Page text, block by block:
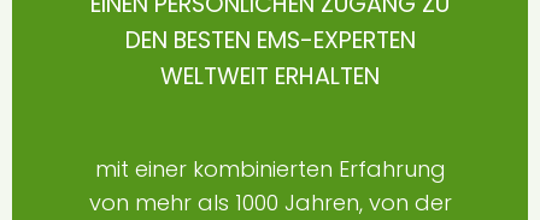
DEN BESTEN EMS-EXPERTEN
WELTWEIT ERHALTEN
mit einer kombinierten Erfahrung
von mehr als 1000 Jahren, von der